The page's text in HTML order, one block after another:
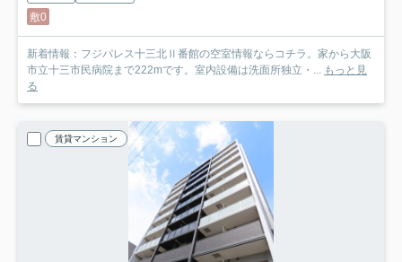
敷0
新着情報：フジパレス十三北Ⅱ番館の空室情報ならコチラ。家から大阪
市立十三市民病院まで222mです。室内設備は洗面所独立・... もっと見
る
賃貸マンション